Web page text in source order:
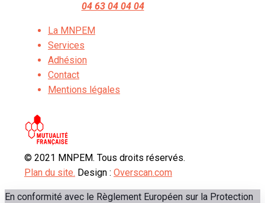
04 63 04 04 04
La MNPEM
Services
Adhésion
Contact
Mentions légales
© 2021 MNPEM. Tous droits réservés.
Plan du site. Design : Overscan.com
En conformité avec le Règlement Européen sur la Protection